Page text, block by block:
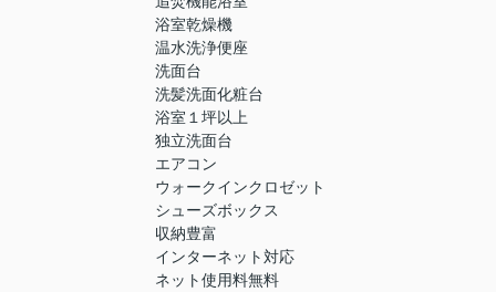
浴室乾燥機
温水洗浄便座
洗面台
洗髪洗面化粧台
浴室１坪以上
独立洗面台
エアコン
ウォークインクロゼット
シューズボックス
収納豊富
インターネット対応
ネット使用料無料